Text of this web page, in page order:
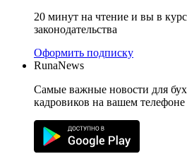
20 минут на чтение и вы в
законодательства
Оформить подписку
RunaNews
Самые важные новости для
кадровиков на вашем телефоне